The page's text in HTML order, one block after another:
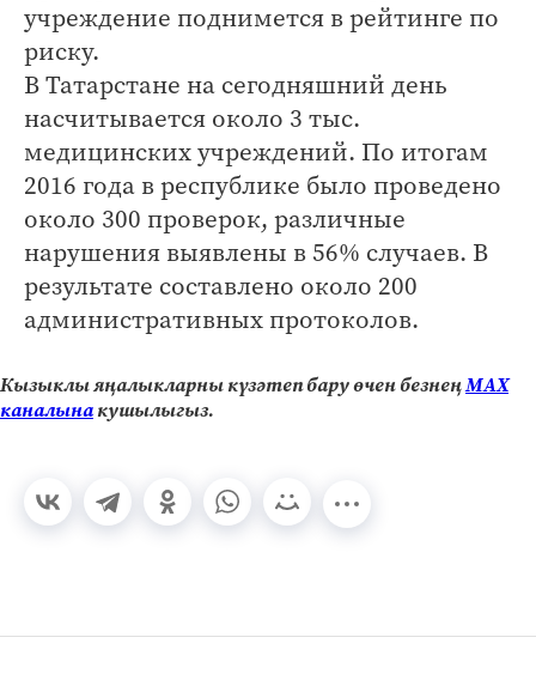
учреждение поднимется в рейтинге по
риску.
В Татарстане на сегодняшний день
насчитывается около 3 тыс.
медицинских учреждений. По итогам
2016 года в республике было проведено
около 300 проверок, различные
нарушения выявлены в 56% случаев. В
результате составлено около 200
административных протоколов.
Кызыклы яңалыкларны күзәтеп бару өчен безнеңМАХ
каналынакушылыгыз.